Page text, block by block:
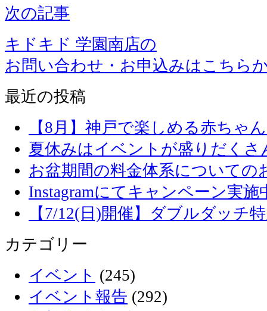
次の記事
キドキド 学園南店の
お問い合わせ・お申込みはこちら
最近の投稿
【8月】神戸で楽しめる赤ちゃ
夏休みはイベントが盛りだくさ
お盆期間の料金体系についての
Instagramにてキャンペーン実施
【7/12(日)開催】ダブルダッチ
カテゴリー
イベント (245)
イベント報告 (292)